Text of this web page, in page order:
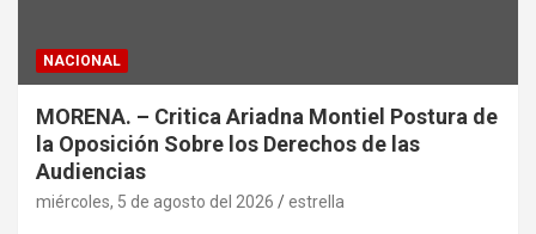
NACIONAL
MORENA. – Critica Ariadna Montiel Postura de
la Oposición Sobre los Derechos de las
Audiencias
miércoles, 5 de agosto del 2026 estrella